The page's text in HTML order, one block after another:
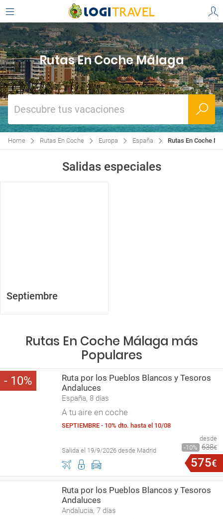
Rutas En Coche Málaga
Descubre tus vacaciones
Home Rutas En Coche Europa España Rutas En Coche
Salidas especiales
Septiembre
Rutas En Coche Málaga más
Populares
10
Ruta por los Pueblos Blancos y Tesoros
Andaluces
España, 8 días
A tu aire en coche
SEPTIEMBRE - 10% dto. hasta el 10/08
Salida el 19/9/2026 desde Madrid
desde
10
638€
575€
Ruta por los Pueblos Blancos y Tesoros
Andaluces
Andalucia, 7 días